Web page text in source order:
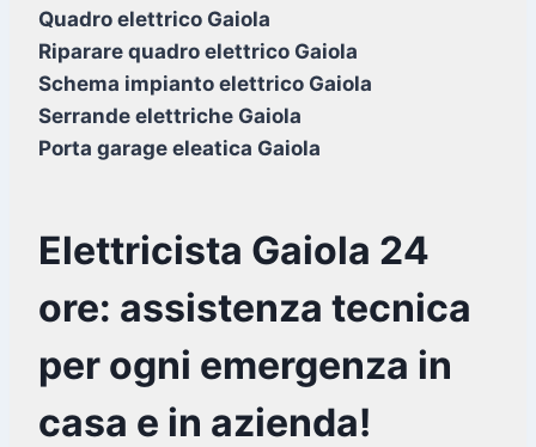
Quadro elettrico Gaiola
Riparare quadro elettrico Gaiola
Schema impianto elettrico Gaiola
Serrande elettriche Gaiola
Porta garage eleatica Gaiola
Elettricista Gaiola 24
ore: assistenza tecnica
per ogni emergenza in
casa e in azienda!